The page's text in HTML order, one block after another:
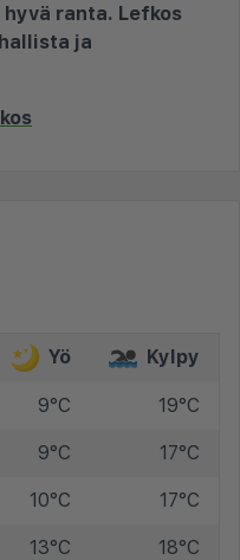
ranta. Lefkos
ja
Yö Kylpy
9°C 19°C
9°C 17°C
10°C 17°C
13°C 18°C